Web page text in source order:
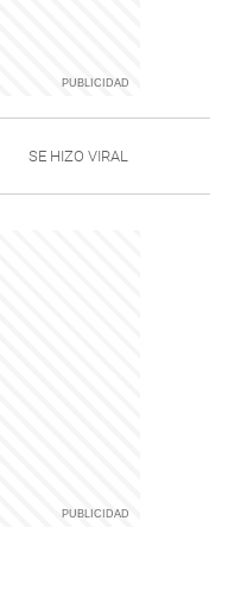
SE HIZO VIRAL